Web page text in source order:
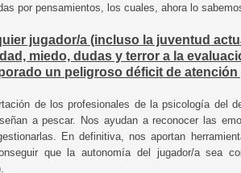
por pensamientos, los cuales, ahora lo
jugador/a (incluso la juventud
miedo, dudas y terror a la
un peligroso déficit de
de los profesionales de la psicología del
a pescar. Nos ayudan a reconocer las
En definitiva, nos aportan
que la autonomía del jugador/a sea